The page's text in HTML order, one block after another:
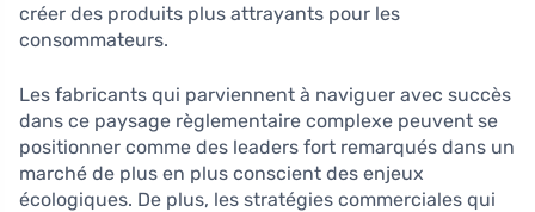
créer des produits plus attrayants pour les
consommateurs.
Les fabricants qui parviennent à naviguer avec succès
dans ce paysage règlementaire complexe peuvent se
positionner comme des leaders fort remarqués dans un
marché de plus en plus conscient des enjeux
écologiques. De plus, les stratégies commerciales qui